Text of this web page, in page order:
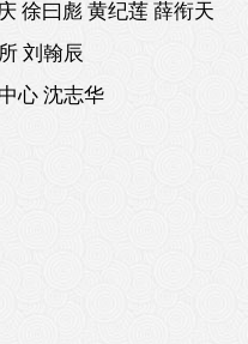
徐曰彪 黄纪莲 薛衔天
刘翰辰
心 沈志华